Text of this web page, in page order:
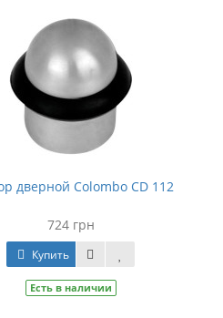
дверной Colombo CD 112
724 грн
Купить
Есть в наличии